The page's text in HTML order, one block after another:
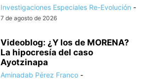
Investigaciones Especiales Re-Evolución -
7 de agosto de 2026
Videoblog: ¿Y los de MORENA?
La hipocresía del caso
Ayotzinapa
Aminadab Pérez Franco -